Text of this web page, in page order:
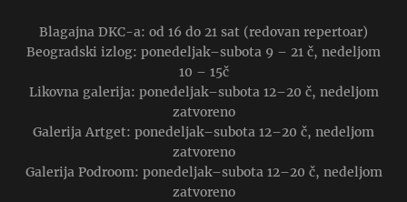
Blagajna DKC-a: od 16 do 21 sat (redovan repertoar)
Beogradski izlog: ponedeljak–subota 9 – 21 č, nedeljom
10 – 15č
Likovna galerija: ponedeljak–subota 12–20 č, nedeljom
zatvoreno
Galerija Artget: ponedeljak–subota 12–20 č, nedeljom
zatvoreno
Galerija Podroom: ponedeljak–subota 12–20 č, nedeljom
zatvoreno